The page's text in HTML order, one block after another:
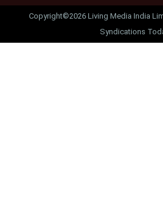
Copyright©2026 Living Media India
Syndications